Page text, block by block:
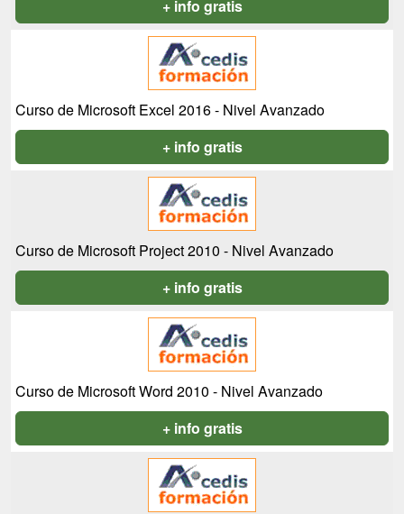
+ info gratis
Curso de Microsoft Excel 2016 - Nivel Avanzado
+ info gratis
Curso de Microsoft Project 2010 - Nivel Avanzado
+ info gratis
Curso de Microsoft Word 2010 - Nivel Avanzado
+ info gratis